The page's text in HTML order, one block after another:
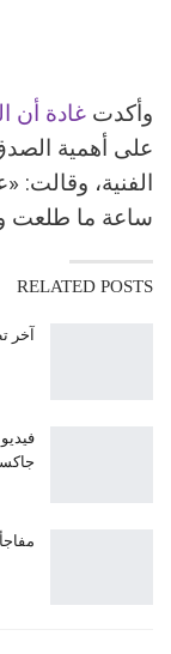
وأكدت غادة أن
على أهمية
الفنية،
ساعة ما طلعت
RELATED POSTS
آخر